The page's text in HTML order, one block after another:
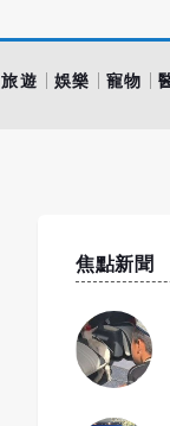
旅遊 娛樂 寵物
焦點新聞